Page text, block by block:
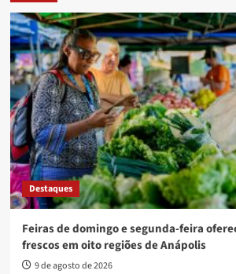
Destaques
Feiras de domingo e segunda-feira
frescos em oito regiões de Anápolis
9 de agosto de 2026